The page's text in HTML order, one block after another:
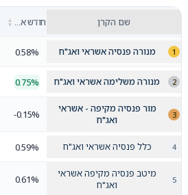
שם הקרן ▲
▼
מנורה פנסיה אשראי ואג"ח 0.58%
מנורה משלימה אשראי ואג"ח 0.75%
מור פנסיה מקיפה - אשראי
ואג"ח
-0.15%
כלל פנסיה אשראי ואג"ח 0.59%
מיטב פנסיה מקיפה אשראי
ואג"ח
0.61%